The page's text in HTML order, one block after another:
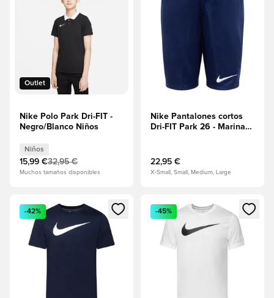
Outlet
Nike Polo Park Dri-FIT -
Negro/Blanco Niños
Niños
15,99 €32,95 €
Muchos tamaños disponibles
Nike Pantalones cortos
Dri-FIT Park 26 - Marina
22,95 €
X-Small, Small, Medium, Large
Abre un modal para iniciar sesión o registrarse como
-42%
Abre un modal para iniciar
-45%